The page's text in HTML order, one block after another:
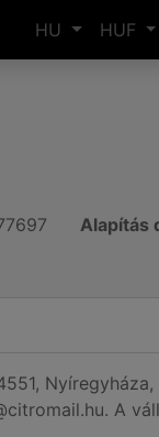
HU HUF
Alapítás
A